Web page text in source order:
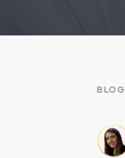
BLOG